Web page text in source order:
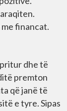
financat.
dhe të
premton
që janë të
e tyre. Sipas